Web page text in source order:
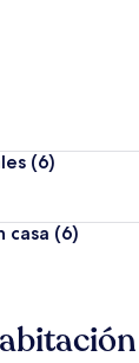
(6)
casa (6)